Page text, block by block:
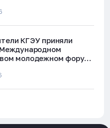
КГЭУ приняли
молодежном форуме